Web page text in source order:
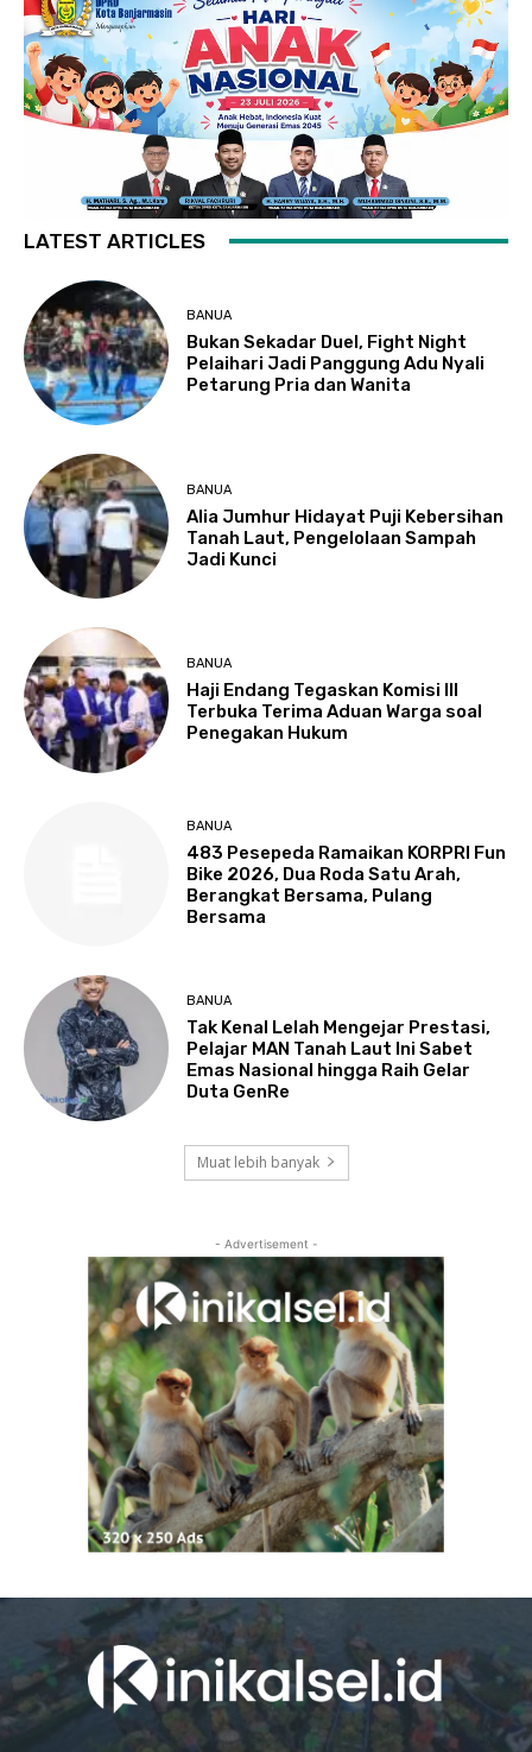
LATEST ARTICLES
BANUA
Bukan Sekadar Duel, Fight Night
Pelaihari Jadi Panggung Adu Nyali
Petarung Pria dan Wanita
BANUA
Alia Jumhur Hidayat Puji Kebersihan
Tanah Laut, Pengelolaan Sampah
Jadi Kunci
BANUA
Haji Endang Tegaskan Komisi III
Terbuka Terima Aduan Warga soal
Penegakan Hukum
BANUA
483 Pesepeda Ramaikan KORPRI Fun
Bike 2026, Dua Roda Satu Arah,
Berangkat Bersama, Pulang
Bersama
BANUA
Tak Kenal Lelah Mengejar Prestasi,
Pelajar MAN Tanah Laut Ini Sabet
Emas Nasional hingga Raih Gelar
Duta GenRe
Muat lebih banyak
- Advertisement -